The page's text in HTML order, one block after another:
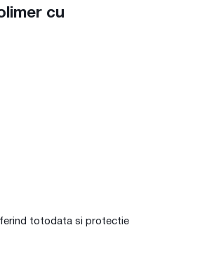
cu
totodata si protectie